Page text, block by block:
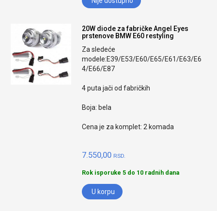
20W diode za fabričke Angel Eyes
prstenove BMW E60 restyling
Za sledeće
modele:E39/E53/E60/E65/E61/E63/E6
4/E66/E87
4 puta jači od fabričkih
Boja: bela
Cena je za komplet: 2 komada
7.550,00 RSD.
Rok isporuke 5 do 10 radnih dana
U korpu